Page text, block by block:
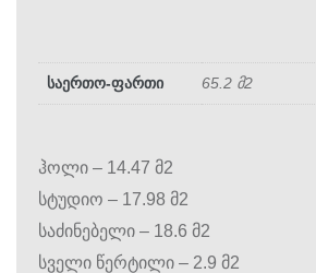
საერთო-ფართი 65.2 მ2
ჰოლი – 14.47 მ2
სტუდიო – 17.98 მ2
საძინებელი – 18.6 მ2
სველი წერტილი – 2.9 მ2